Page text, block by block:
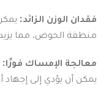
فقدان الوزن الزائد:
منطقة الحوض، مما
معالجة الإمساك فورًا:
يمكن أن يؤدي إلى إجهاد